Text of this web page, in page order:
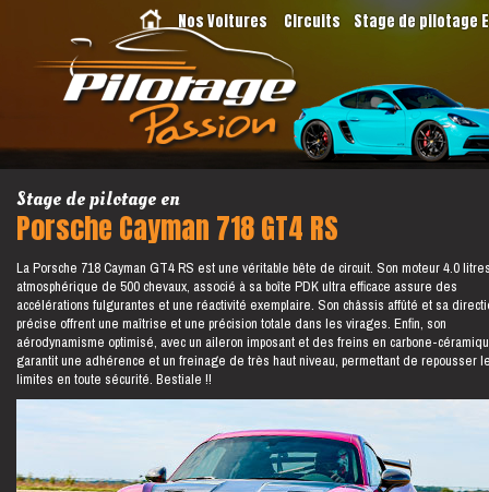
Nos Voitures Circuits Stage de pilotage
Stage de pilotage en
Porsche Cayman 718 GT4 RS
La Porsche 718 Cayman GT4 RS est une véritable bête de circuit. Son moteur 4.0
atmosphérique de 500 chevaux, associé à sa boîte PDK ultra efficace assure des
accélérations fulgurantes et une réactivité exemplaire. Son châssis affûté et sa
précise offrent une maîtrise et une précision totale dans les virages. Enfin, son
aérodynamisme optimisé, avec un aileron imposant et des freins en carbone-
garantit une adhérence et un freinage de très haut niveau, permettant de repousser
limites en toute sécurité. Bestiale !!